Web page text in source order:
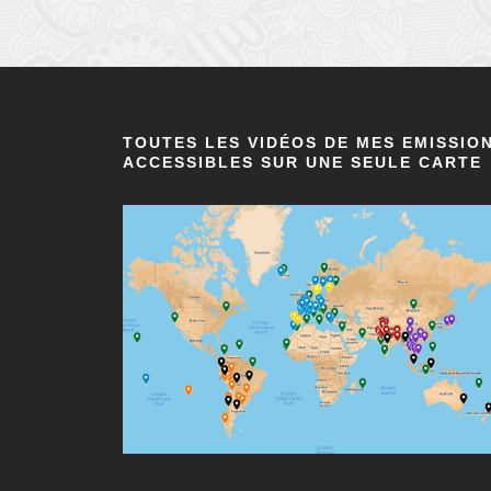
TOUTES LES VIDÉOS DE MES
ACCESSIBLES SUR UNE SEULE CARTE